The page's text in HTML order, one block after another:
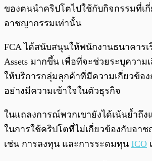
ของตนนำคริปโตไปใช้กับกิจกรรมที่เ
อาชญากรรมเท่านั้น
FCA ได้สนับสนุนให้พนักงานธนาคารเ
Assets มากขึ้น เพื่อที่จะช่วยระบุความ
ให้บริการกลุ่มลุกค้าที่มีความเกี่ยวข้อ
อย่างมีความเข้าใจในตัวธุรกิจ
ในแถลงการณ์พวกเขายังได้เน้นย้ำถึง
ในการใช้คริปโตที่ไม่เกี่ยวข้องกับอา
เช่น การลงทุน และการระดมทุน ICO